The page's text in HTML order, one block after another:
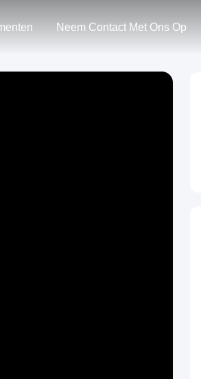
Neem Contact Met Ons Op